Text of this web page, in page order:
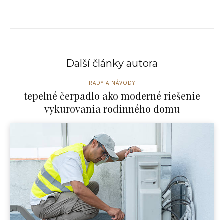
Další články autora
RADY A NÁVODY
tepelné čerpadlo ako moderné riešenie
vykurovania rodinného domu